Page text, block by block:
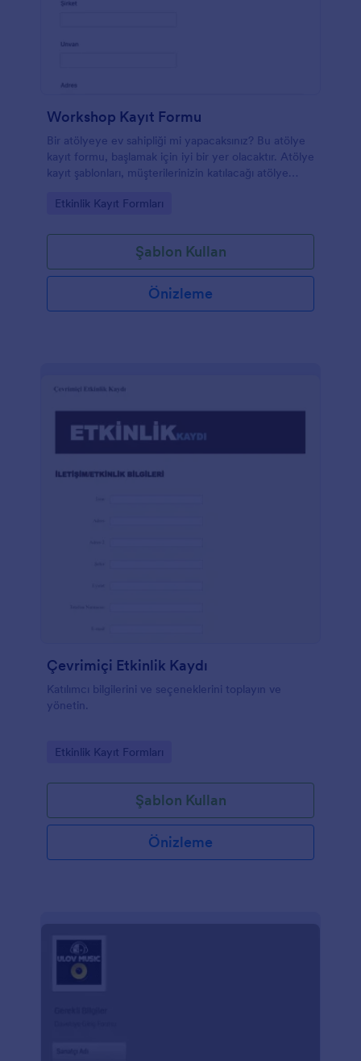
Workshop Kayıt Formu
Bir atölyeye ev sahipliği mi yapacaksınız? Bu atölye
kayıt formu, başlamak için iyi bir yer olacaktır. Atölye
kayıt şablonları, müşterilerinizin katılacağı atölye
çalıştay kayıt formu, katılımcının bilgileri, iletişim
olduklarına dair kısa bir soru gibi etkinlik
organizatörünün ihtiyaç duyacağı temel bilgileri
içerir. Bu şablon, etkinlik için bir giriş ücreti talep
etmeniz durumunda bir ödeme alanı da içerir.
Go to Category:
Etkinlik Kayıt Formları
Şablon Kullan
Önizleme
Çevrimiçi Etkinlik Kaydı
Katılımcı bilgilerini ve seçeneklerini toplayın ve
yönetin.
Go to Category:
Etkinlik Kayıt Formları
Şablon Kullan
Önizleme